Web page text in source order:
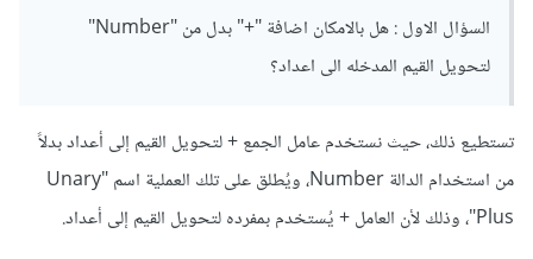
السؤال الاول : هل بالامكان اضافة "+" بدل من "Number"
لتحويل القيم المدخله الى اعداد؟
تستطيع ذلك، حيث نستخدم عامل الجمع + لتحويل القيم إلى أعداد بدلاً
من استخدام الدالة Number، ويُطلق على تلك العملية اسم "Unary
Plus"، وذلك لأن العامل + يُستخدم بمفرده لتحويل القيم إلى أعداد.